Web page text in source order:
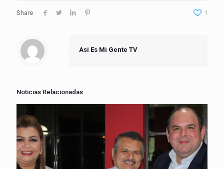
Share 1
Asi Es Mi Gente TV
Noticias Relacionadas